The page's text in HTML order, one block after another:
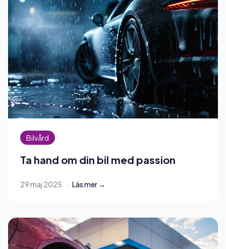
Bilvård
Ta hand om din bil med passion
29 maj 2025 · Läs mer →